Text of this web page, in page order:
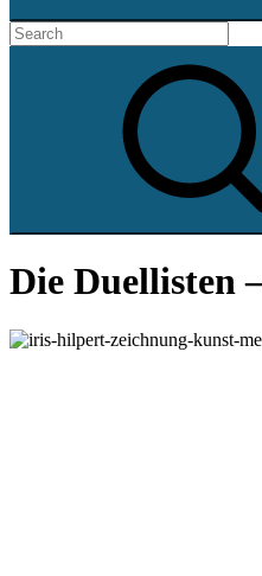
Search
for:
Die Duellisten